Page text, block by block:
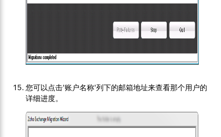
您可以点击'账户名称'列下的邮箱地址来查看那个用户的
详细进度。